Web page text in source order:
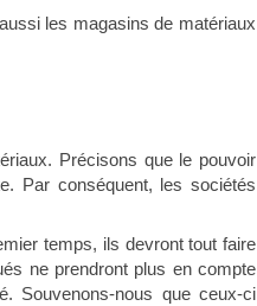
les magasins de matériaux
Précisons que le pouvoir
Par conséquent, les sociétés
temps, ils devront tout faire
ne prendront plus en compte
Souvenons-nous que ceux-ci